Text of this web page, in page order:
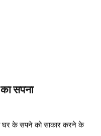
सपना
घर के सपने को साकार करने के